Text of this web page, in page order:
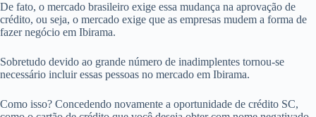
De fato, o mercado brasileiro exige essa mudança na aprovação de
crédito, ou seja, o mercado exige que as empresas mudem a forma de
fazer negócio em Ibirama.
Sobretudo devido ao grande número de inadimplentes tornou-se
necessário incluir essas pessoas no mercado em Ibirama.
Como isso? Concedendo novamente a oportunidade de crédito SC,